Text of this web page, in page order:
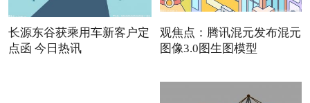
长源东谷获乘用车新客户定
点函 今日热讯
观焦点：腾讯混元发布混元
图像3.0图生图模型